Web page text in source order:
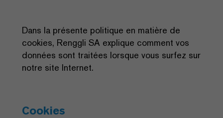
Dans la présente politique en matière de
cookies, Renggli SA explique comment vos
données sont traitées lorsque vous surfez sur
notre site Internet.
Cookies